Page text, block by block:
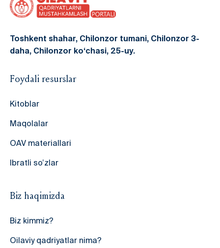
Toshkent shahar, Chilonzor tumani, Chilonzor 3-
daha, Chilonzor ko‘chasi, 25-uy.
Biz haqimizda
Biz kimmiz?
Oilaviy qadriyatlar nima?
Foydali resurslar
Kitoblar
Maqolalar
OAV materiallari
Ibratli so’zlar